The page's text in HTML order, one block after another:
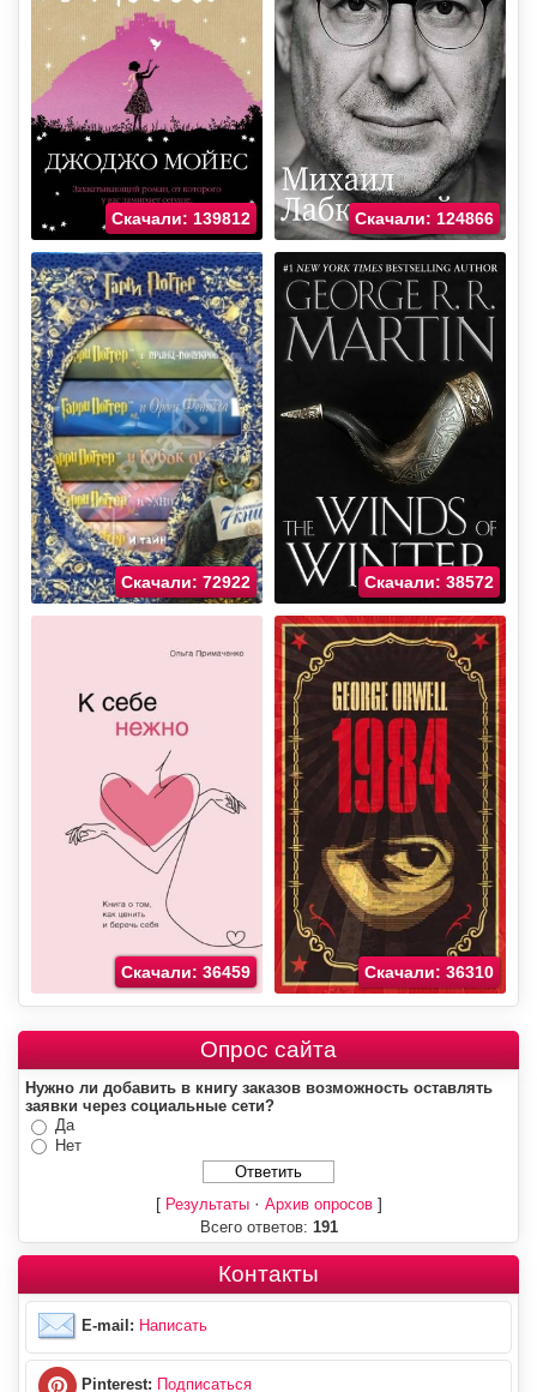
Скачали: 139812 Скачали: 124866
Скачали: 72922 Скачали: 38572
Скачали: 36459 Скачали: 36310
Опрос сайта
Нужно ли добавить в книгу заказов возможность оставлять
заявки через социальные сети?
Да
Нет
[ Результаты· Архив опросов]
Всего ответов: 191
Контакты
E-mail: Написать
Pinterest: Подписаться